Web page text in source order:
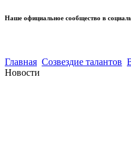
Наше официальное сообщество в
Главная Созвездие талантов
Новости